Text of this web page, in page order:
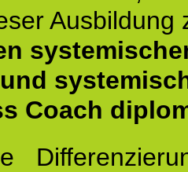
Ausbildung
Coach